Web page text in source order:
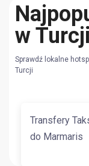
w Turcji
Sprawdź lokalne
Turcji
Transfery
do Marmaris